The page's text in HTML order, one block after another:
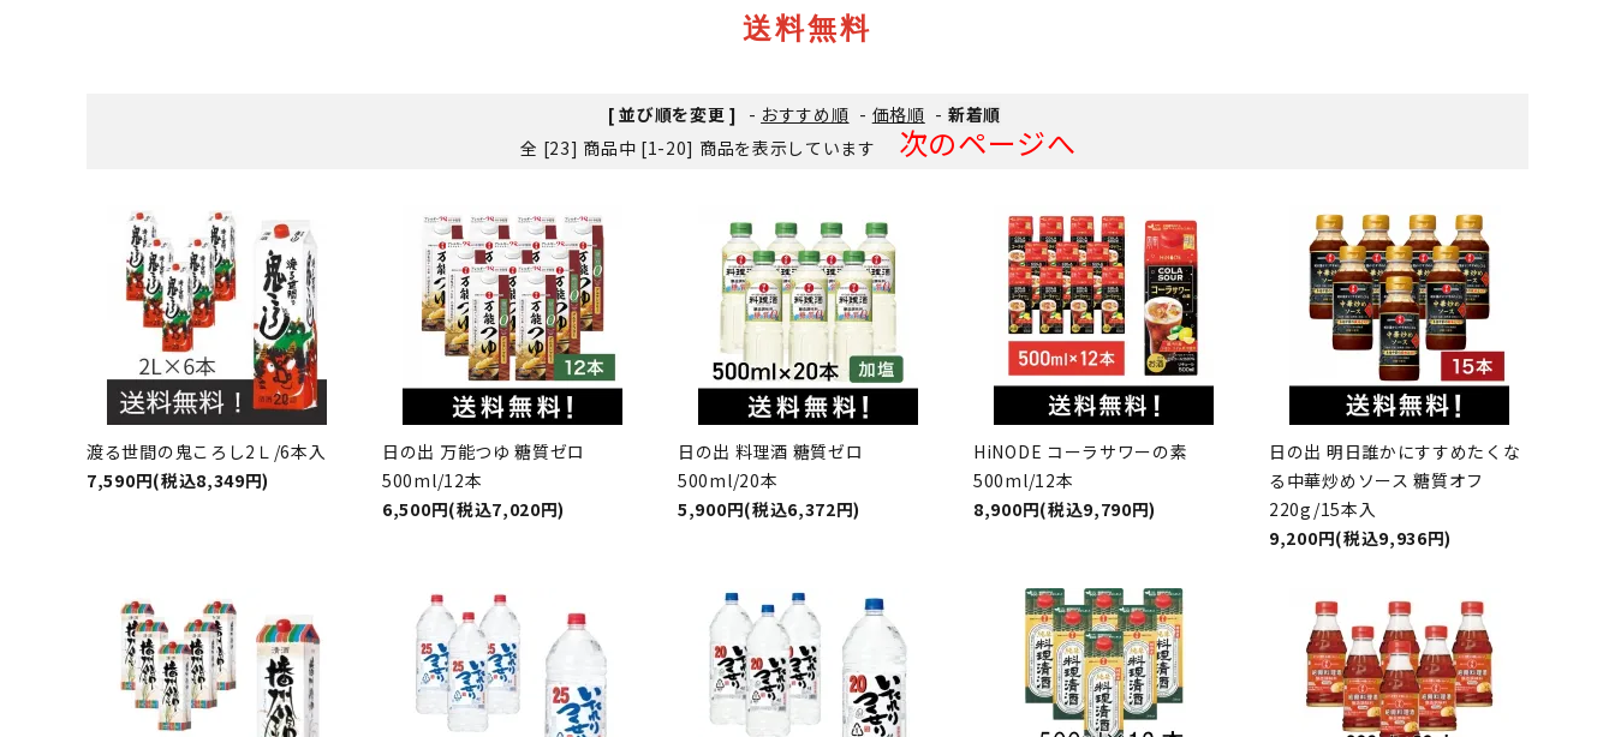
送料無料
[ 並び順を変更 ] - おすすめ順 - 価格順 - 新着順
全 [23] 商品中 [1-20] 商品を表示しています
次のページへ
渡る世間の鬼ころし2Ｌ/6本入
7,590円(税込8,349円)
日の出 万能つゆ 糖質ゼロ
500ml/12本
6,500円(税込7,020円)
日の出 料理酒 糖質ゼロ
500ml/20本
5,900円(税込6,372円)
HiNODE コーラサワーの素
500ml/12本
8,900円(税込9,790円)
日の出 明日誰かにすすめたくな
る中華炒めソース 糖質オフ
220g/15本入
9,200円(税込9,936円)